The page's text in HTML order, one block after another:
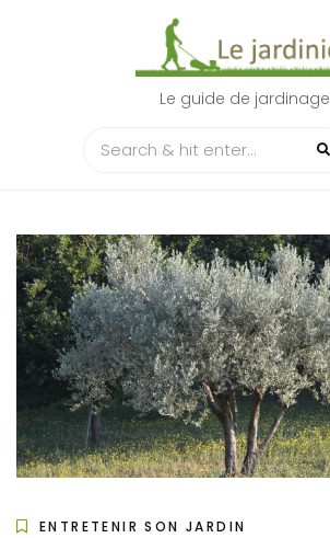
Le guide de jardinage
ENTRETENIR SON JARDIN